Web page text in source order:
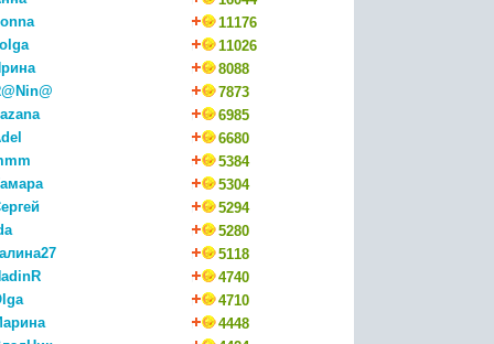
11176
11026
8088
7873
6985
6680
5384
5304
5294
5280
5118
4740
4710
4448